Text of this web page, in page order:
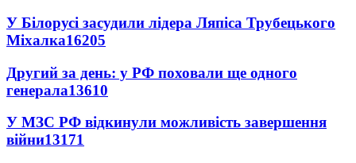
У Білорусі засудили лідера Ляпіса Трубецького
Міхалка16205
Другий за день: у РФ поховали ще одного
генерала13610
У МЗС РФ відкинули можливість завершення
війни13171